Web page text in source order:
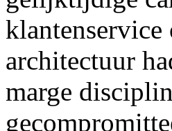
klantenservice
architectuur
marge